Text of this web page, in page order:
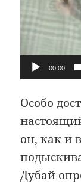
00:00
Особо
он, как и
Дубай